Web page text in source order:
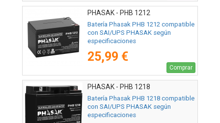
PHASAK - PHB 1212
Batería Phasak PHB 1212 compatible
con SAI/UPS PHASAK según
especificaciones
25,99 €
Comprar
PHASAK - PHB 1218
Batería Phasak PHB 1218 compatible
con SAI/UPS PHASAK según
especificaciones